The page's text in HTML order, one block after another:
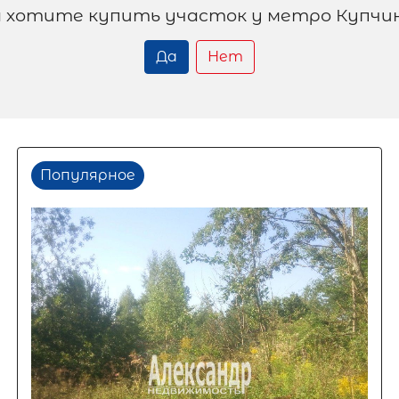
хотите купить участок у метро
Да Нет
Популярное